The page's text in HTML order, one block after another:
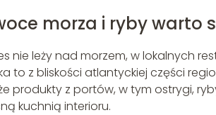
morza i ryby warto
nie leży nad morzem, w lokalnych
to z bliskości atlantyckiej części
produkty z portów, w tym ostrygi,
kuchnią interioru.